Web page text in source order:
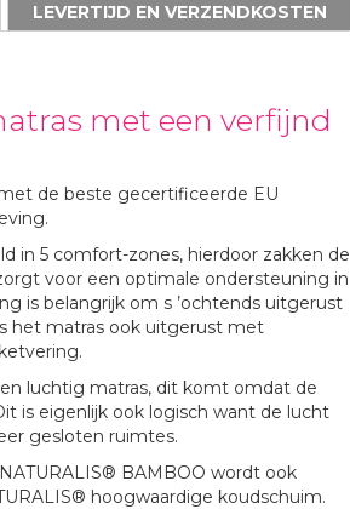
met een verfijnd
de beste gecertificeerde EU
in 5 comfort-zones, hierdoor zakken de
voor een optimale ondersteuning in
is belangrijk om s ’ochtends uitgerust
het matras ook uitgerust met
luchtig matras, dit komt omdat de
is eigenlijk ook logisch want de lucht
gesloten ruimtes.
BAMBOO wordt ook
hoogwaardige koudschuim.
LEVERTIJD EN VERZENDKOSTEN